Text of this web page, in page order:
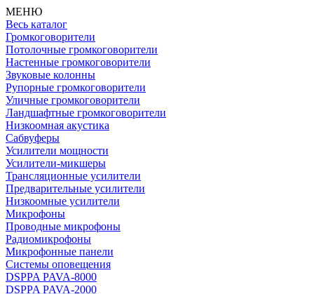
МЕНЮ
Весь каталог
Громкоговорители
Потолочные громкоговорители
Настенные громкоговорители
Звуковые колонны
Рупорные громкоговорители
Уличные громкоговорители
Ландшафтные громкоговорители
Низкоомная акустика
Сабвуферы
Усилители мощности
Усилители-микшеры
Трансляционные усилители
Предварительные усилители
Низкоомные усилители
Микрофоны
Проводные микрофоны
Радиомикрофоны
Микрофонные панели
Системы оповещения
DSPPA PAVA-8000
DSPPA PAVA-2000